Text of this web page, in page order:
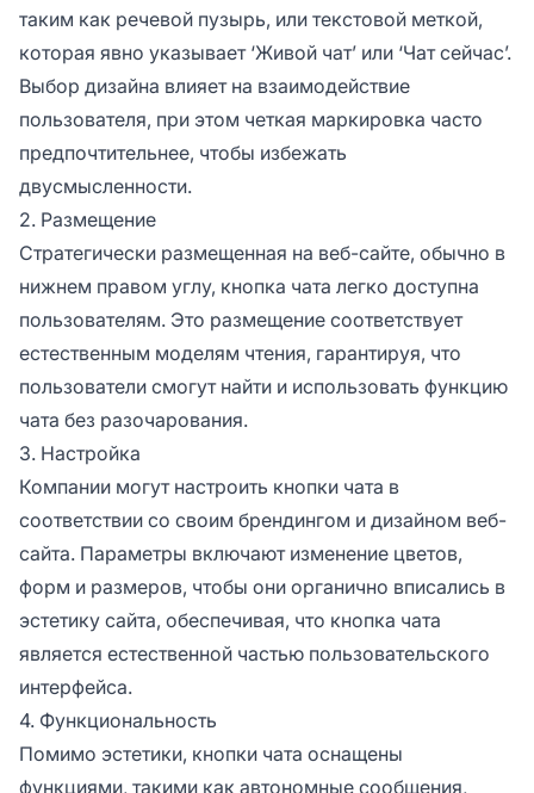
таким как речевой пузырь, или текстовой меткой,
которая явно указывает ‘Живой чат’ или ‘Чат сейчас’.
Выбор дизайна влияет на взаимодействие
пользователя, при этом четкая маркировка часто
предпочтительнее, чтобы избежать
двусмысленности.
2. Размещение
Стратегически размещенная на веб-сайте, обычно в
нижнем правом углу, кнопка чата легко доступна
пользователям. Это размещение соответствует
естественным моделям чтения, гарантируя, что
пользователи смогут найти и использовать функцию
чата без разочарования.
3. Настройка
Компании могут настроить кнопки чата в
соответствии со своим брендингом и дизайном веб-
сайта. Параметры включают изменение цветов,
форм и размеров, чтобы они органично вписались в
эстетику сайта, обеспечивая, что кнопка чата
является естественной частью пользовательского
интерфейса.
4. Функциональность
Помимо эстетики, кнопки чата оснащены
функциями, такими как автономные сообщения,